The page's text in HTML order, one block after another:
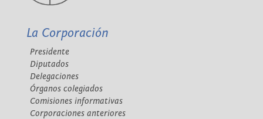
La Corporación
Presidente
Diputados
Delegaciones
Órganos colegiados
Comisiones informativas
Corporaciones anteriores